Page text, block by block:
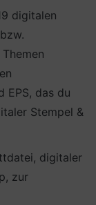
digitalen
EPS, das du
Stempel &
digitaler
zur